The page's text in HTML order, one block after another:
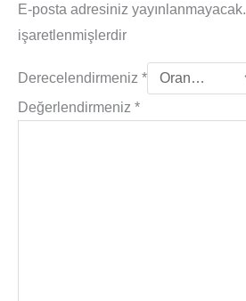
E-posta adresiniz yayınlanmayacak.
işaretlenmişlerdir
Derecelendirmeniz *
Değerlendirmeniz *